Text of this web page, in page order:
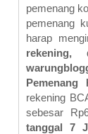
pemenang
pemenang
harap
rekening,
Pemenang
rekening
sebesar
tanggal 7